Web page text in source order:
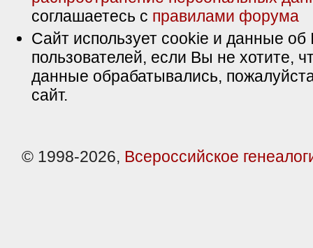
соглашаетесь с правилами форума
Сайт использует cookie и данные об
пользователей, если Вы не хотите,
данные обрабатывались,
сайт.
© 1998-2026, Всероссийское